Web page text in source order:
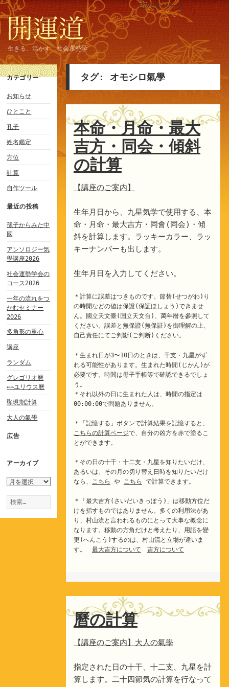
生きる、活かす、社会運勢学
広告スペース
カテゴリー
お知らせ
ひとこと
孔子
姓名鑑定
方位
計算
自作ツール
最近の投稿
孫子からみた中
國
アンソロジー気
學講座2026
社会運勢学会の
コース2026
一年の流れをつ
かむセミナー
2026
多角形の重心
講座
ランダム
グレゴリオ曆
⇐⇒ユリウス曆
顯現期計算
大人の氣學
広告
アーカイブ
ア
カ
イ
ブ
検
索:
タグ: オモシロ氣學
本命・月命・最大
吉方・同会・傾斜
の計算
【講座のご案内】
生年月日から、九星気学で使用する、本
命・月命・最大吉方・同會(同会)・傾
斜を計算します。ラッキーカラー、ラッ
キーナンバーも出します。
生年月日を入力してください。
＊計算に誤差はつきものです。節替(せつがわ)り
の時閒などの値は保證(保証ほしょう)できませ
ん。國立天文臺(国立天文台)、萬年暦を參照して
ください。誤差と無保證(無保証)を御理解の上、
自己責任にてご判斷(ご判断)ください。
＊生まれ日が3〜10日のときは、干支・九星がず
れる可能性があります。生まれた時閒(じかん)が
必要です。時閒は母子手帳等で確認できるでしょ
う。
＊それ以外の日に生まれた人は、時閒の指定は
00:00:00で問題ありません。
＊「記憶する」ボタンで計算結果を記憶すると、
こちらの計算ページで、自分の凶方を赤で塗るこ
とができます。
＊その日の十干・十二支・九星を知りたいだけ、
あるいは、その月の切り替え日時を知りたいだけ
なら、 こちら や こちら で計算できます。
＊「最大吉方(さいだいきっぽう)」は移動方位だ
けを指すものではありません。多くの利用法があ
り、村山流と言われるものにとって大事な槪念に
なります。移動の方角だけと考えたり、用語を變
更(へんこう)するのは、村山流と立場が違いま
す。 最大吉方について 吉方について
曆の計算
【講座のご案内】大人の氣學
指定された日の十干、十二支、九星を計
算します。二十四節気の計算を行なって